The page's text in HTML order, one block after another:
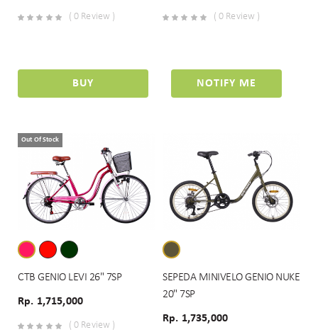
( 0 Review )
BUY
( 0 Review )
NOTIFY ME
Out Of Stock
CTB GENIO LEVI 26" 7SP
Rp. 1,715,000
( 0 Review )
SEPEDA MINIVELO GENIO NUKE
20" 7SP
Rp. 1,735,000